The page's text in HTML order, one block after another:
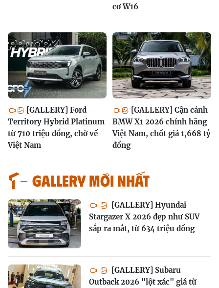
cơ W16
[GALLERY] Ford
Territory Hybrid Platinum
từ 710 triệu đồng, chờ về
Việt Nam
[GALLERY] Cận cảnh
BMW X1 2026 chính hãng
Việt Nam, chốt giá 1,668 tỷ
đồng
GALLERY MỚI NHẤT
[GALLERY] Hyundai
Stargazer X 2026 đẹp như SUV
sắp ra mắt, từ 634 triệu đồng
[GALLERY] Subaru
Outback 2026 "lột xác" giá từ